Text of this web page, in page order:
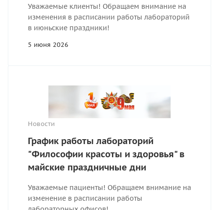
Уважаемые клиенты! Обращаем внимание на
изменения в расписании работы лабораторий
в июньские праздники!
5 июня 2026
Новости
График работы лабораторий
"Философии красоты и здоровья" в
майские праздничные дни
Уважаемые пациенты! Обращаем внимание на
изменение в расписании работы